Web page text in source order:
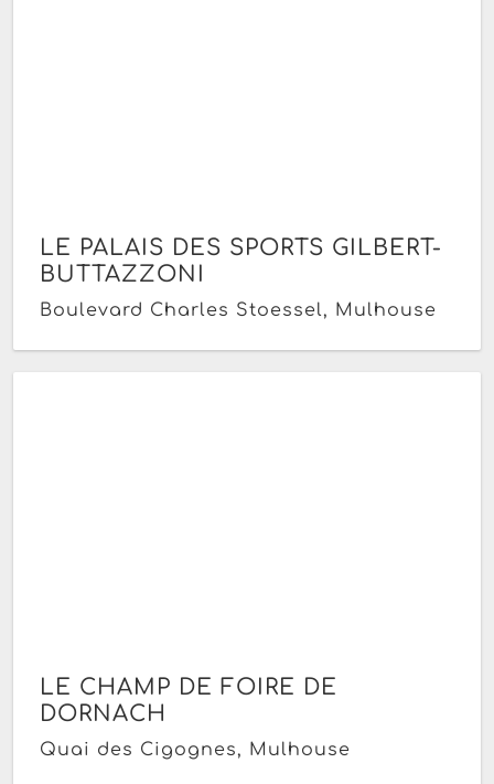
LE PALAIS DES SPORTS GILBERT-
BUTTAZZONI
Boulevard Charles Stoessel, Mulhouse
LE CHAMP DE FOIRE DE
DORNACH
Quai des Cigognes, Mulhouse